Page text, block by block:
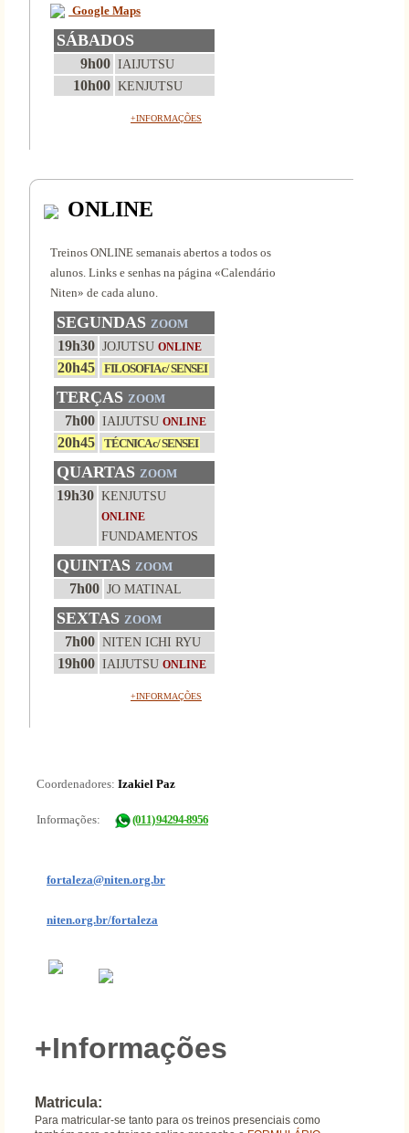
Google Maps
SÁBADOS
9h00 IAIJUTSU
10h00 KENJUTSU
+INFORMAÇÕES
ONLINE
Treinos ONLINE semanais abertos a todos os
alunos. Links e senhas na página «Calendário
Niten» de cada aluno.
SEGUNDAS ZOOM
19h30 JOJUTSU ONLINE
20h45 FILOSOFIA c/ SENSEI
TERÇAS ZOOM
7h00 IAIJUTSU ONLINE
20h45 TÉCNICA c/ SENSEI
QUARTAS ZOOM
19h30 KENJUTSU
ONLINE
FUNDAMENTOS
QUINTAS ZOOM
7h00 JO MATINAL
SEXTAS ZOOM
7h00 NITEN ICHI RYU
19h00 IAIJUTSU ONLINE
+INFORMAÇÕES
Coordenadores: Izakiel Paz
Informações: (011) 94294-8956
fortaleza@niten.org.br
niten.org.br/fortaleza
+Informações
Matricula:
Para matricular-se tanto para os treinos presenciais como